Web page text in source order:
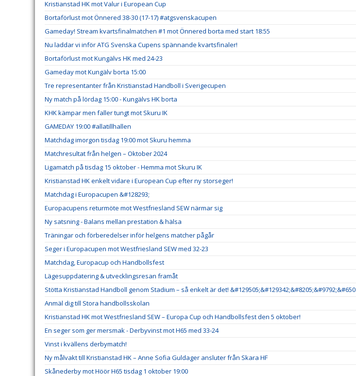
Kristianstad HK mot Valur i European Cup
Bortaförlust mot Önnered 38-30 (17-17) #atgsvenskacupen
Gameday! Stream kvartsfinalmatchen #1 mot Önnered borta med start 18:55
Nu laddar vi inför ATG Svenska Cupens spännande kvartsfinaler!
Bortaförlust mot Kungälvs HK med 24-23
Gameday mot Kungälv borta 15:00
Tre representanter från Kristianstad Handboll i Sverigecupen
Ny match på lördag 15:00 - Kungälvs HK borta
KHK kämpar men faller tungt mot Skuru IK
GAMEDAY 19:00 #allatillhallen
Matchdag imorgon tisdag 19:00 mot Skuru hemma
Matchresultat från helgen – Oktober 2024
Ligamatch på tisdag 15 oktober - Hemma mot Skuru IK
Kristianstad HK enkelt vidare i European Cup efter ny storseger!
Matchdag i Europacupen &#128293;
Europacupens returmöte mot Westfriesland SEW närmar sig
Ny satsning - Balans mellan prestation & hälsa
Träningar och förberedelser inför helgens matcher pågår
Seger i Europacupen mot Westfriesland SEW med 32-23
Matchdag, Europacup och Handbollsfest
Lägesuppdatering & utvecklingsresan framåt
Stötta Kristianstad Handboll genom Stadium – så enkelt är det! &#129505;&#129342;&#8205;&#9792;&#650
Anmäl dig till Stora handbollsskolan
Kristianstad HK mot Westfriesland SEW – Europa Cup och Handbollsfest den 5 oktober!
En seger som ger mersmak - Derbyvinst mot H65 med 33-24
Vinst i kvällens derbymatch!
Ny målvakt till Kristianstad HK – Anne Sofia Guldager ansluter från Skara HF
Skånederby mot Höör H65 tisdag 1 oktober 19:00